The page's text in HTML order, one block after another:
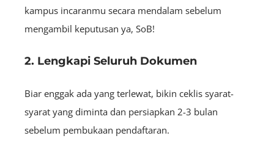
kampus incaranmu secara mendalam sebelum
mengambil keputusan ya, SoB!
2. Lengkapi Seluruh Dokumen
Biar enggak ada yang terlewat, bikin ceklis syarat-
syarat yang diminta dan persiapkan 2-3 bulan
sebelum pembukaan pendaftaran.